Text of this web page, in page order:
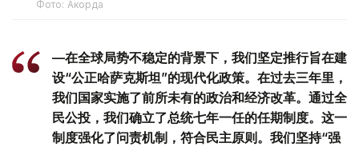
Фото: Акорда
—在全球局势不稳定的背景下，我们坚定推行旨在建
设“公正哈萨克斯坦”的现代化政策。在过去三年里，
我们国家实施了前所未有的政治和经济改革。通过全
民公投，我们确立了总统七年一任的任期制度。这一
制度强化了问责机制，符合民主原则。我们坚持“强